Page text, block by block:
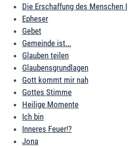
Die Erschaffung des Menschen I
Epheser
Gebet
Gemeinde ist...
Glauben teilen
Glaubensgrundlagen
Gott kommt mir nah
Gottes Stimme
Heilige Momente
Ich bin
Inneres Feuer!?
Jona